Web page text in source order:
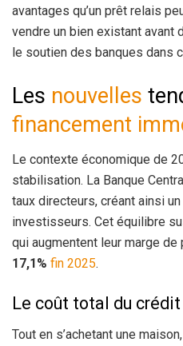
avantages qu’un prêt relais
vendre un bien existant avant
le soutien des banques dans
Les nouvelles
financement
Le contexte économique de
stabilisation. La Banque
taux directeurs, créant ainsi
investisseurs. Cet équilibre
qui augmentent leur marge
17,1% fin 2025.
Le coût total du
Tout en s’achetant une